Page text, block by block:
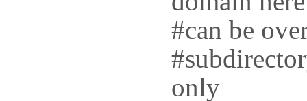
#can be
only